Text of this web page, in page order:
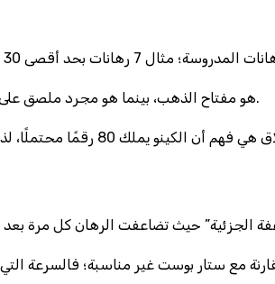
ومع ذلك، معظم اللاعبين يتخيلون أن “الـ VIP” هو مفتاح الذهب، بينما هو مجرد ملصق على باب فندق ريفي متهالك مع طلاء جديد.